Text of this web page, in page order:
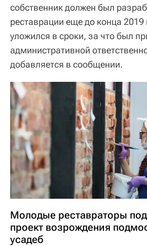
собственник должен был
реставрации еще до конца 2019
уложился в сроки, за что был
административной
добавляется в сообщении.
Молодые реставраторы
проект возрождения
усадеб